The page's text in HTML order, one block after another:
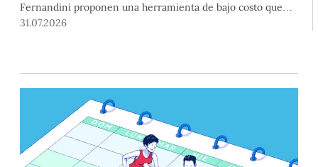
Fernandini proponen una herramienta de bajo costo que
combina datos abiertos, mapas, sistemas de información
31.07.2026